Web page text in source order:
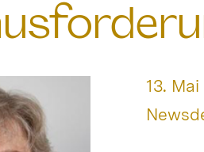
Datum:
13.
Von: